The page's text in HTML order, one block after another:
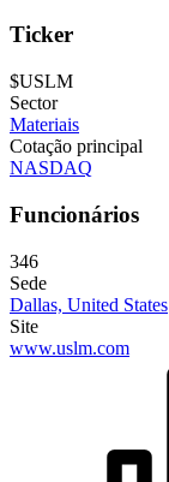
Ticker
$USLM
Sector
Materiais
Cotação principal
NASDAQ
Funcionários
346
Sede
Dallas, United States
Site
www.uslm.com